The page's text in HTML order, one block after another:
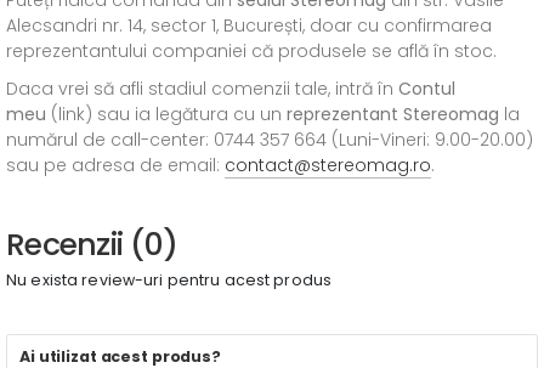
Alecsandri nr. 14, sector 1, București, doar cu confirmarea
reprezentantului companiei că produsele se află în stoc.
Daca vrei să afli stadiul comenzii tale, intră în Contul
meu (link) sau ia legătura cu un reprezentant Stereomag la
numărul de call-center: 0744 357 664 (Luni-Vineri: 9.00-20.00)
sau pe adresa de email: contact@stereomag.ro.
Recenzii (0)
Nu exista review-uri pentru acest produs
Ai utilizat acest produs?